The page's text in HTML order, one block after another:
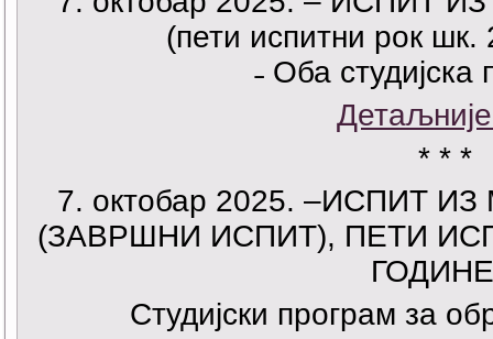
(пети испитни рок шк.
˗ Оба студијска
* * *
7. октобар 2025. –ИСПИТ
(ЗАВРШНИ ИСПИТ), ПЕТИ
Студијски програм за